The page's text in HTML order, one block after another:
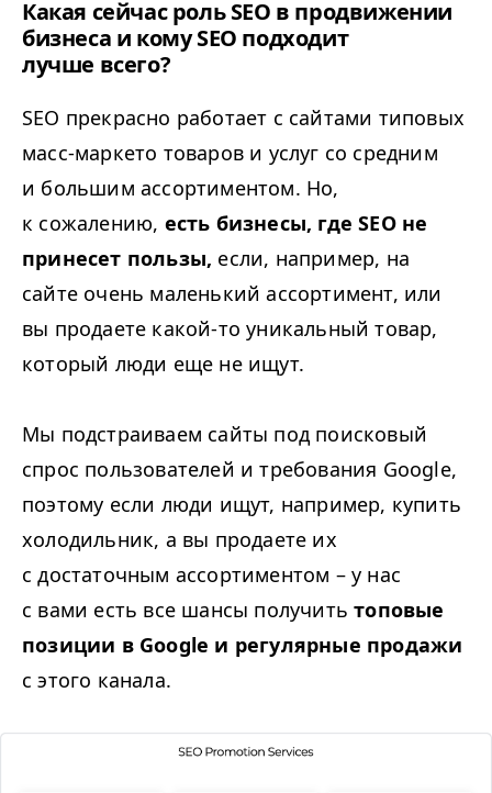
Какая сейчас рольSEO в продвижении
бизнеса и комуSEO подходит
лучше всего?
SEO прекрасно работает с сайтами типовых
масс-маркето товаров и услуг со средним
и большим ассортиментом. Но,
к сожалению, есть бизнесы, гдеSEOне
принесет пользы, если, например, на
сайте очень маленький ассортимент, или
вы продаете какой-то уникальный товар,
который люди еще не ищут.
Мы подстраиваем сайты под поисковый
спрос пользователей и требования Google,
поэтому если люди ищут, например, купить
холодильник, а вы продаете их
с достаточным ассортиментом – у нас
с вами есть все шансы получитьтоповые
позиции в Google и регулярные продажи
с этого канала.